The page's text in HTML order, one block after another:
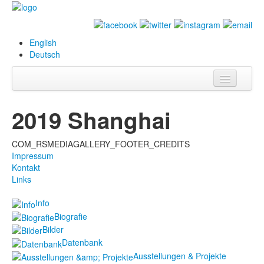
English
Deutsch
Biografie
Bilder
& Projekte
Presse
2019 Shanghai
COM_RSMEDIAGALLERY_FOOTER_CREDITS
Impressum
Kontakt
Links
Info
Biografie
Bilder
Datenbank
Ausstellungen & Projekte